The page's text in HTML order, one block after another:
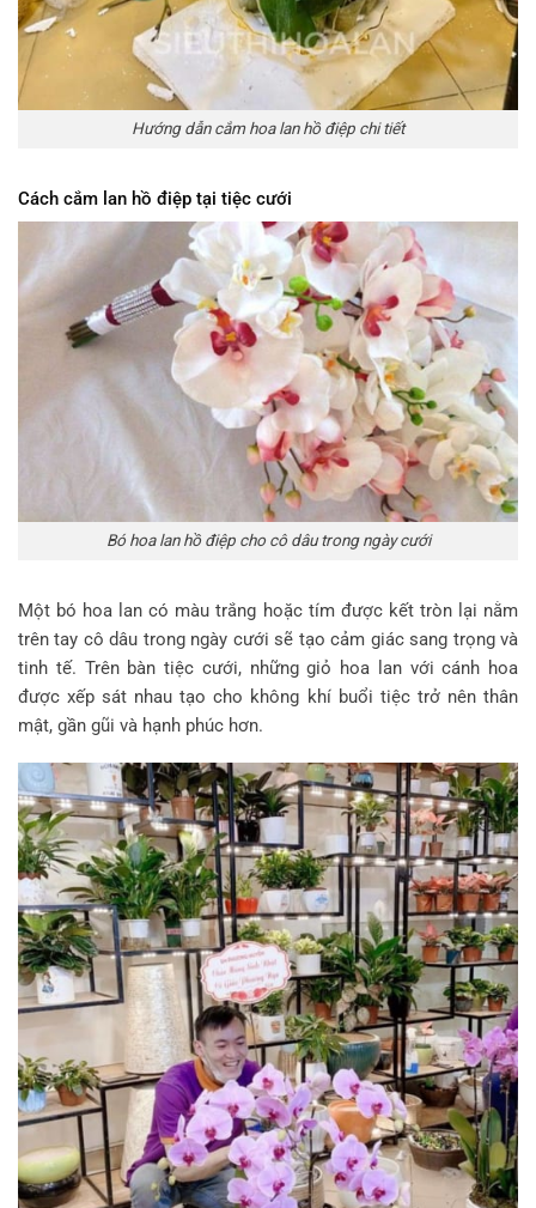
Hướng dẫn cắm hoa lan hồ điệp chi tiết
Cách cắm lan hồ điệp tại tiệc cưới
Bó hoa lan hồ điệp cho cô dâu trong ngày cưới
Một bó hoa lan có màu trắng hoặc tím được kết tròn lại nằm
trên tay cô dâu trong ngày cưới sẽ tạo cảm giác sang trọng và
tinh tế. Trên bàn tiệc cưới, những giỏ hoa lan với cánh hoa
được xếp sát nhau tạo cho không khí buổi tiệc trở nên thân
mật, gần gũi và hạnh phúc hơn.